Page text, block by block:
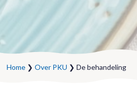
Home ❯Over PKU ❯ De behandeling